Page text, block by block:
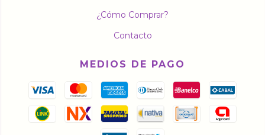
¿Cómo Comprar?
Contacto
MEDIOS DE PAGO